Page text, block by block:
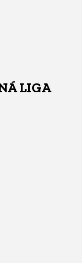
LIGA